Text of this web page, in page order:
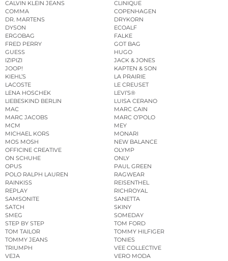
CALVIN KLEIN JEANS
CLINIQUE
COMMA
COPENHAGEN
DR. MARTENS
DRYKORN
DYSON
ECOALF
ERGOBAG
FALKE
FRED PERRY
GOT BAG
GUESS
HUGO
IZIPIZI
JACK & JONES
JOOP!
KAPTEN & SON
KIEHL’S
LA PRAIRIE
LACOSTE
LE CREUSET
LENA HOSCHEK
LEVI’S®
LIEBESKIND BERLIN
LUISA CERANO
MAC
MARC CAIN
MARC JACOBS
MARC O’POLO
MCM
MEY
MICHAEL KORS
MONARI
MOS MOSH
NEW BALANCE
OFFICINE CREATIVE
OLYMP
ON SCHUHE
ONLY
OPUS
PAUL GREEN
POLO RALPH LAUREN
RAGWEAR
RAINKISS
REISENTHEL
REPLAY
RICHROYAL
SAMSONITE
SANETTA
SATCH
SKINY
SMEG
SOMEDAY
STEP BY STEP
TOM FORD
TOM TAILOR
TOMMY HILFIGER
TOMMY JEANS
TONIES
TRIUMPH
VEE COLLECTIVE
VEJA
VERO MODA